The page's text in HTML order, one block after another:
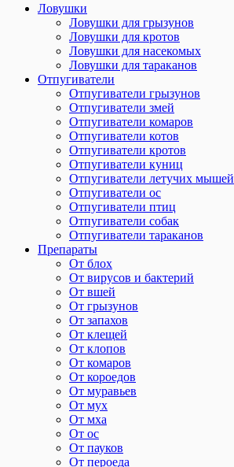
Ловушки
Ловушки для грызунов
Ловушки для кротов
Ловушки для насекомых
Ловушки для тараканов
Отпугиватели
Отпугиватели грызунов
Отпугиватели змей
Отпугиватели комаров
Отпугиватели котов
Отпугиватели кротов
Отпугиватели куниц
Отпугиватели летучих мышей
Отпугиватели ос
Отпугиватели птиц
Отпугиватели собак
Отпугиватели тараканов
Препараты
От блох
От вирусов и бактерий
От вшей
От грызунов
От запахов
От клещей
От клопов
От комаров
От короедов
От муравьев
От мух
От мха
От ос
От пауков
От пероеда